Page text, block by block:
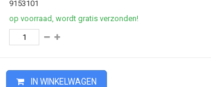
9153101
op voorraad, wordt gratis verzonden!
IN WINKELWAGEN